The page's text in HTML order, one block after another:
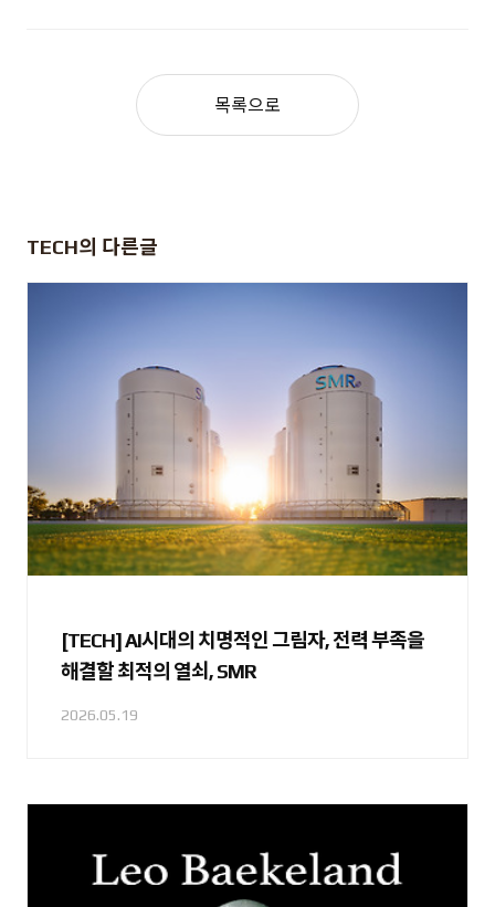
목록으로
TECH의 다른글
[TECH] AI시대의 치명적인 그림자, 전력 부족을
해결할 최적의 열쇠, SMR
2026.05.19